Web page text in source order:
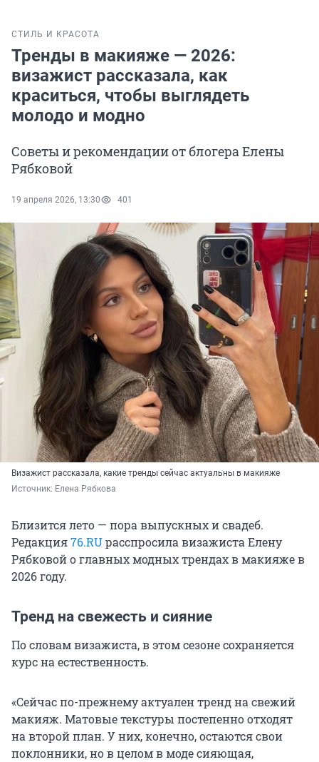
СТИЛЬ И КРАСОТА
Тренды в макияже — 2026:
визажист рассказала, как
краситься, чтобы выглядеть
молодо и модно
Советы и рекомендации от блогера Елены
Рябковой
19 апреля 2026, 13:30 401
Визажист рассказала, какие тренды сейчас актуальны в макияже
Источник: Елена Рябкова
Близится лето — пора выпускных и свадеб.
Редакция76.RUрасспросила визажиста Елену
Рябковой о главных модных трендах в макияже в
2026 году.
Тренд на свежесть и сияние
По словам визажиста, в этом сезоне сохраняется
курс на естественность.
«Сейчас по-прежнему актуален тренд на свежий
макияж. Матовые текстуры постепенно отходят
на второй план. У них, конечно, остаются свои
поклонники, но в целом в моде сияющая,